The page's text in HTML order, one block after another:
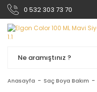
0 532 303 73 70
Anasayfa Saç Boya Bakım